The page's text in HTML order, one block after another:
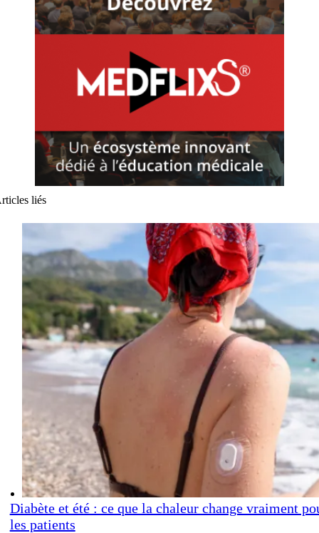
liés
Diabète et été : ce que la chaleur change vraiment
les patients